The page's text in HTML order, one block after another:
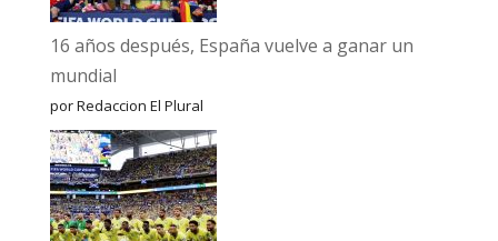
16 años después, España vuelve a ganar un
mundial
por Redaccion El Plural